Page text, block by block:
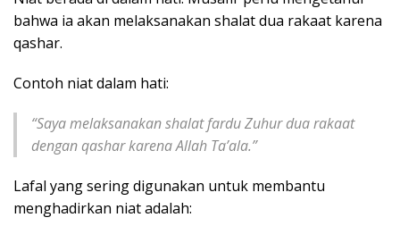
bahwa ia akan melaksanakan shalat dua rakaat karena
qashar.
Contoh niat dalam hati:
“Saya melaksanakan shalat fardu Zuhur dua rakaat
dengan qashar karena Allah Ta’ala.”
Lafal yang sering digunakan untuk membantu
menghadirkan niat adalah: